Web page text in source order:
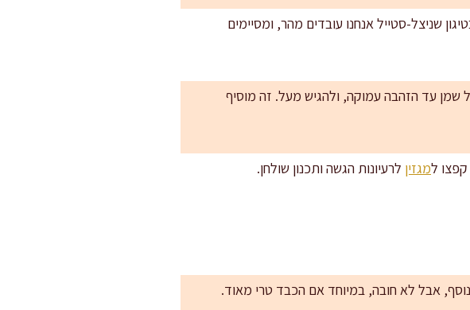
שניצל-סטייל אנחנו עובדים מהר, ומסיימים
בצל ליד: אפשר לטגן במחבת נפרדת 2 בצלים פרוסים עם 20 מ"ל שמן עד הזהבה עמוקה, ולהגיש מעל. זה מוסיף
קפצו למגזין לרעיונות הגשה ותכנון שולחן.
נוסף, אבל לא חובה, במיוחד אם הכבד טרי מאוד.